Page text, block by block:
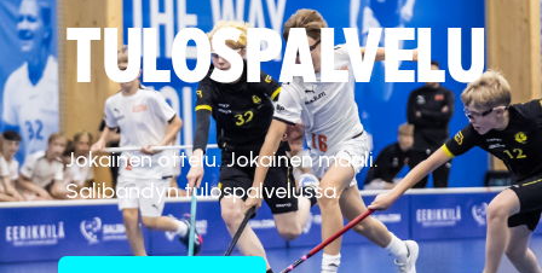
TULOSPALVELU
Jokainen ottelu. Jokainen maali.
Salibandyn tulospalvelussa.